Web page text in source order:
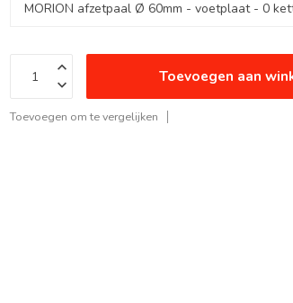
Toevoegen aan
Toevoegen om te vergelijken